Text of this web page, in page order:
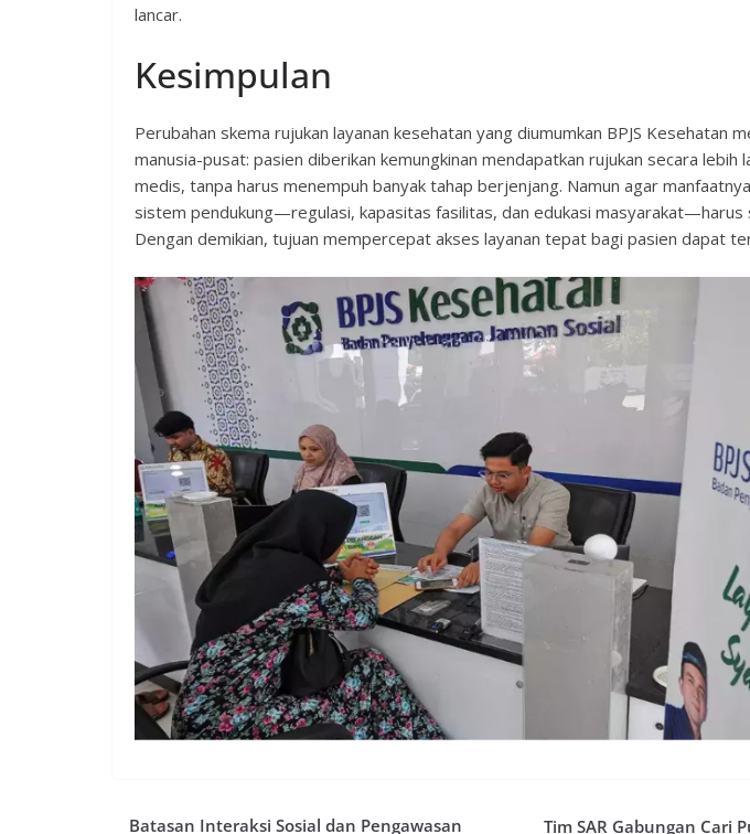
lancar.
Kesimpulan
Perubahan skema rujukan layanan kesehatan yang diumumkan BPJS Kesehatan
manusia-pusat: pasien diberikan kemungkinan mendapatkan rujukan secara lebih
medis, tanpa harus menempuh banyak tahap berjenjang. Namun agar
sistem pendukung—regulasi, kapasitas fasilitas, dan edukasi masyarakat—harus
Dengan demikian, tujuan mempercepat akses layanan tepat bagi pasien dapat
Batasan Interaksi Sosial dan Pengawasan Tim SAR Gabungan Cari